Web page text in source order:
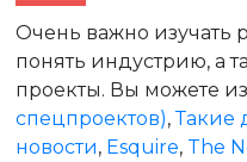
Очень важно изучать
понять индустрию, а
проекты. Вы можете
спецпроектов),Такие
новости, Esquire, The